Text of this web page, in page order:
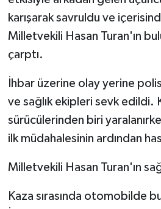
karışarak savruldu ve
Milletvekili Hasan Turan'ın
çarptı.
İhbar üzerine olay yerine
ve sağlık ekipleri sevk edildi.
sürücülerinden biri
ilk müdahalesinin ardından
Milletvekili Hasan Turan'ın
Kaza sırasında otomobilde